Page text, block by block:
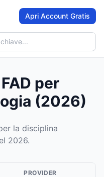
Apri Account Gratis
per
(2026)
la disciplina
2026.
PROVIDER